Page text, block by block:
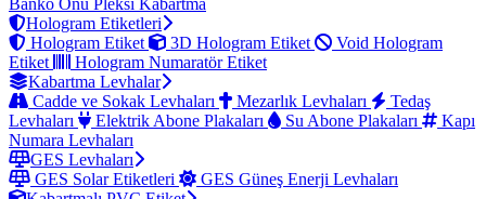
Banko Önü Pleksi Kabartma
Hologram Etiketleri
Hologram Etiket
3D Hologram Etiket
Void Hologram
Etiket
Hologram Numaratör Etiket
Kabartma Levhalar
Cadde ve Sokak Levhaları
Mezarlık Levhaları
Tedaş
Levhaları
Elektrik Abone Plakaları Su Abone Plakaları
Kapı
Numara Levhaları
GES Levhaları
GES Solar Etiketleri
GES Güneş Enerji Levhaları